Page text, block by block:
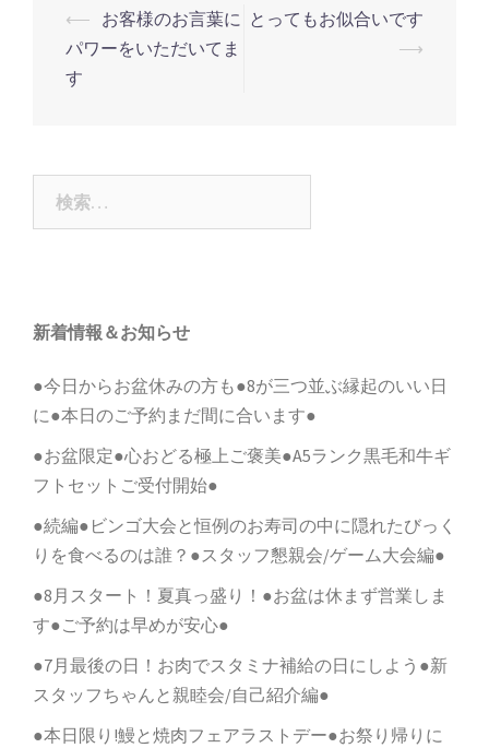
投
稿
ナ
ー
シ
⟵ お客様のお言葉に
パワーをいただいてま
す
とってもお似合いです
⟶
新着情報＆お知らせ
●今日からお盆休みの方も●8が三つ並ぶ縁起のいい日
に●本日のご予約まだ間に合います●
●お盆限定●心おどる極上ご褒美●A5ランク黒毛和牛ギ
フトセットご受付開始●
●続編●ビンゴ大会と恒例のお寿司の中に隠れたびっく
りを食べるのは誰？●スタッフ懇親会/ゲーム大会編●
●8月スタート！夏真っ盛り！●お盆は休まず営業しま
す●ご予約は早めが安心●
●7月最後の日！お肉でスタミナ補給の日にしよう●新
スタッフちゃんと親睦会/自己紹介編●
●本日限り!鰻と焼肉フェアラストデー●お祭り帰りに